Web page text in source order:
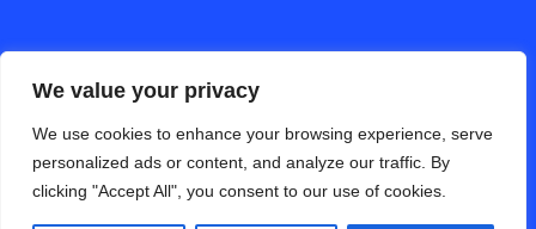
We value your privacy
We use cookies to enhance your browsing experience, serve
personalized ads or content, and analyze our traffic. By
clicking "Accept All", you consent to our use of cookies.
ALAM PERTANIAN online (Bahasa Cina)